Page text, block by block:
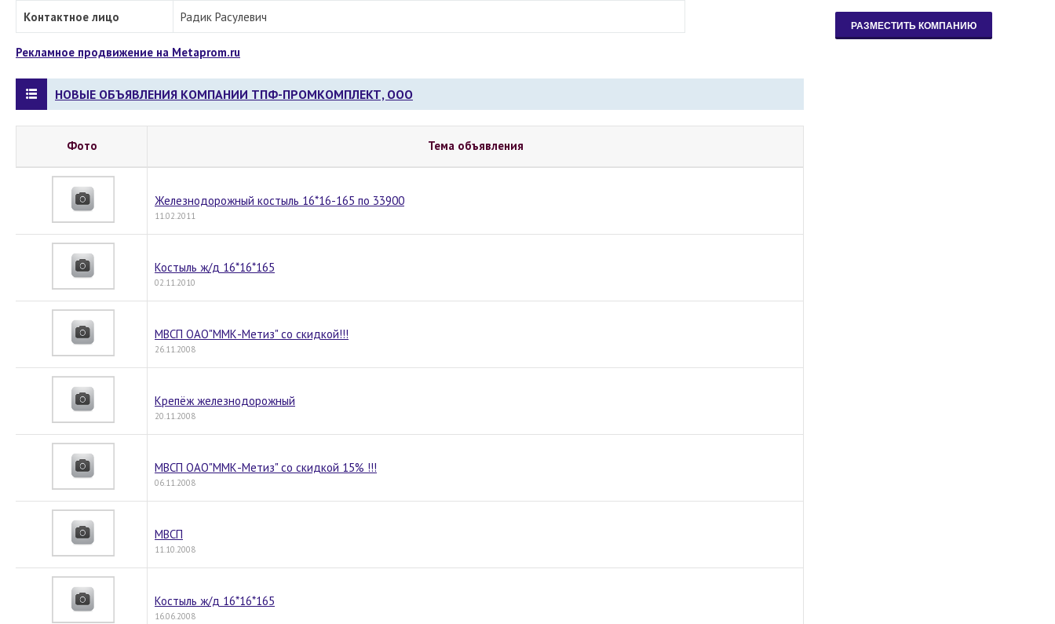
Контактное лицо Радик Расулевич
Рекламное продвижение на Metaprom.ru
НОВЫЕ ОБЪЯВЛЕНИЯ КОМПАНИИ ТПФ-ПРОМКОМПЛЕКТ, ООО
Фото Тема объявления
Железнодорожный костыль 16*16-165 по 33900
11.02.2011
Костыль ж/д 16*16*165
02.11.2010
МВСП ОАО"ММК-Метиз" со скидкой!!!
26.11.2008
Крепёж железнодорожный
20.11.2008
МВСП ОАО"ММК-Метиз" со скидкой 15% !!!
06.11.2008
МВСП
11.10.2008
Костыль ж/д 16*16*165
16.06.2008